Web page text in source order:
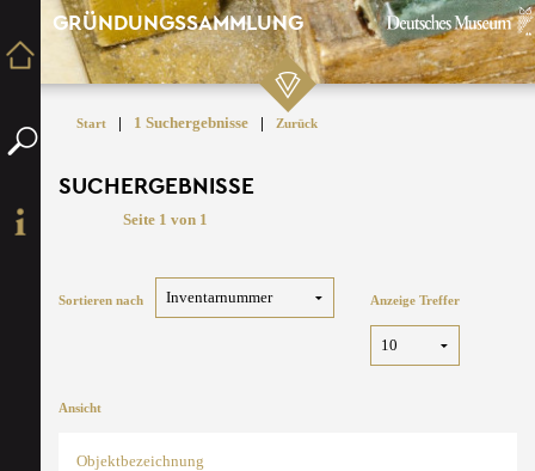
GRÜNDUNGSSAMMLUNG
Start | 1 Suchergebnisse | Zurück
SUCHERGEBNISSE
Seite 1 von 1
Sortieren nach Anzeige Treffer
Ansicht
Objektbezeichnung